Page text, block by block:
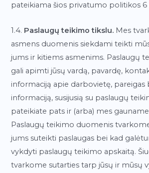
pateikiama šios privatumo politikos 6
1.4. Paslaugų teikimo tikslu. Mes
asmens duomenis siekdami teikti
jums ir kitiems asmenims. Paslaugų
gali apimti jūsų vardą, pavardę,
informaciją apie darbovietę, pareigas
informaciją, susijusią su paslaugų
pateikiate pats ir (arba) mes
Paslaugų teikimo duomenis
jums suteikti paslaugas bei kad
vykdyti paslaugų teikimo apskaitą.
tvarkome sutarties tarp jūsų ir mūsų